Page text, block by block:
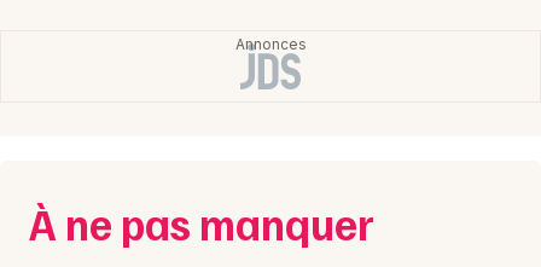
Choisir mes départements
À ne pas manquer